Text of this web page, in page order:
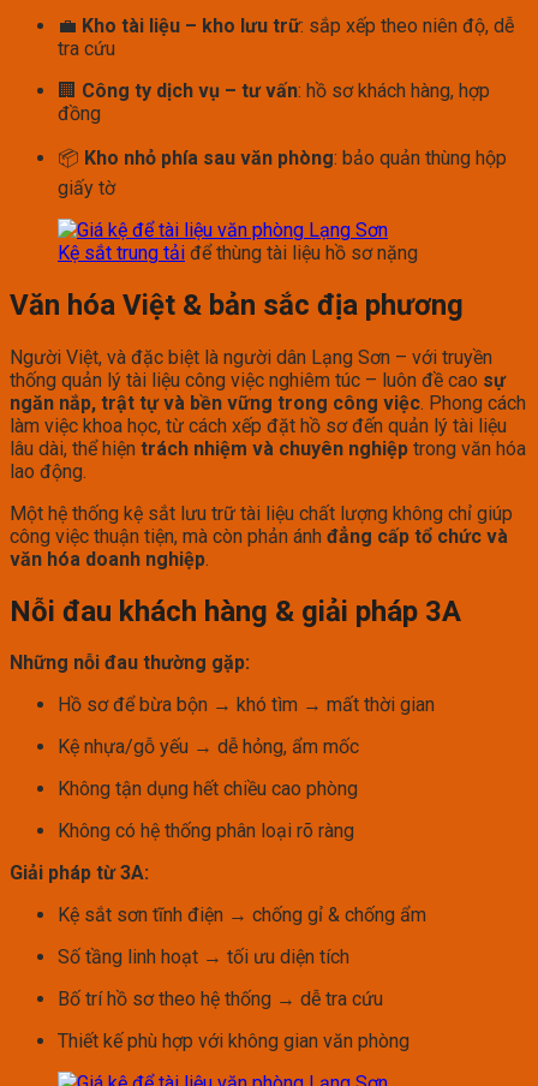
💼 Kho tài liệu – kho lưu trữ: sắp xếp theo niên độ, dễ
tra cứu
🏢 Công ty dịch vụ – tư vấn: hồ sơ khách hàng, hợp
đồng
📦 Kho nhỏ phía sau văn phòng: bảo quản thùng hộp
giấy tờ
Kệ sắt trung tải để thùng tài liệu hồ sơ nặng
Văn hóa Việt & bản sắc địa phương
Người Việt, và đặc biệt là người dân Lạng Sơn – với truyền
thống quản lý tài liệu công việc nghiêm túc – luôn đề cao sự
ngăn nắp, trật tự và bền vững trong công việc. Phong cách
làm việc khoa học, từ cách xếp đặt hồ sơ đến quản lý tài liệu
lâu dài, thể hiện trách nhiệm và chuyên nghiệp trong văn hóa
lao động.
Một hệ thống kệ sắt lưu trữ tài liệu chất lượng không chỉ giúp
công việc thuận tiện, mà còn phản ánh đẳng cấp tổ chức và
văn hóa doanh nghiệp.
Nỗi đau khách hàng & giải pháp 3A
Những nỗi đau thường gặp:
Hồ sơ để bừa bộn → khó tìm → mất thời gian
Kệ nhựa/gỗ yếu → dễ hỏng, ẩm mốc
Không tận dụng hết chiều cao phòng
Không có hệ thống phân loại rõ ràng
Giải pháp từ 3A:
Kệ sắt sơn tĩnh điện → chống gỉ & chống ẩm
Số tầng linh hoạt → tối ưu diện tích
Bố trí hồ sơ theo hệ thống → dễ tra cứu
Thiết kế phù hợp với không gian văn phòng